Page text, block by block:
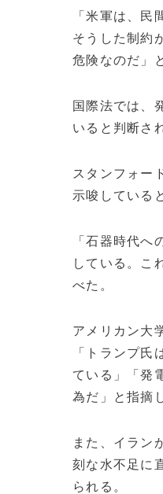
「米軍は、民
そうした制約
危険なのだ」
国際法では、
いると判断さ
スタンフォー
示唆している
「石器時代
している。こ
べた。
アメリカン大
「トランプ
ている」「発
為だ」と指摘
また、イラン
刻な水不足に
られる。